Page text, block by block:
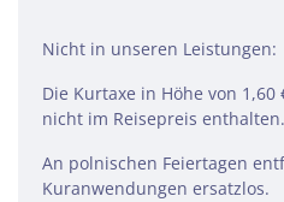
Nicht in unseren Leistungen:
Die Kurtaxe in Höhe von
nicht im Reisepreis enthalten.
An polnischen Feiertagen
Kuranwendungen ersatzlos.